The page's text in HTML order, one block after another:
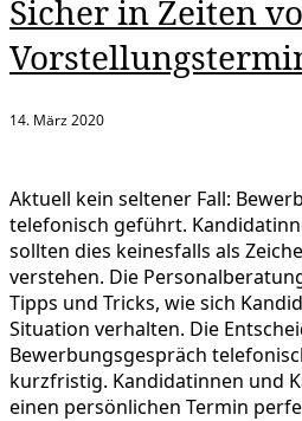
Sicher in Zeiten
14. März 2020
Aktuell kein seltener Fall:
telefonisch geführt.
sollten dies keinesfalls als
verstehen. Die
Tipps und Tricks, wie sich
Situation verhalten. Die
Bewerbungsgespräch
kurzfristig. Kandidatinnen und
einen persönlichen Termin